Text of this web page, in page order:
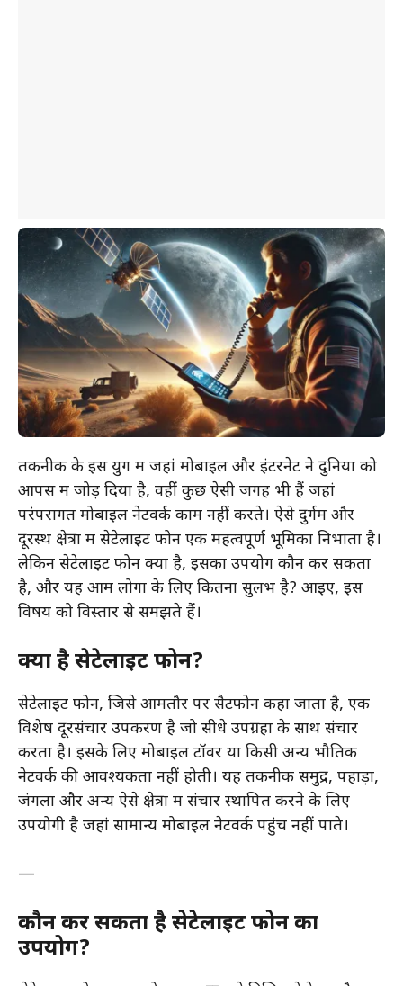
तकनीक के इस युग में जहां मोबाइल और इंटरनेट ने दुनिया को
आपस में जोड़ दिया है, वहीं कुछ ऐसी जगहें भी हैं जहां
परंपरागत मोबाइल नेटवर्क काम नहीं करते। ऐसे दुर्गम और
दूरस्थ क्षेत्रों में सेटेलाइट फोन एक महत्वपूर्ण भूमिका निभाता है।
लेकिन सेटेलाइट फोन क्या है, इसका उपयोग कौन कर सकता
है, और यह आम लोगों के लिए कितना सुलभ है? आइए, इस
विषय को विस्तार से समझते हैं।
क्या है सेटेलाइट फोन?
सेटेलाइट फोन, जिसे आमतौर पर सैटफोन कहा जाता है, एक
विशेष दूरसंचार उपकरण है जो सीधे उपग्रहों के साथ संचार
करता है। इसके लिए मोबाइल टॉवर या किसी अन्य भौतिक
नेटवर्क की आवश्यकता नहीं होती। यह तकनीक समुद्र, पहाड़ों,
जंगलों और अन्य ऐसे क्षेत्रों में संचार स्थापित करने के लिए
उपयोगी है जहां सामान्य मोबाइल नेटवर्क पहुंच नहीं पाते।
—
कौन कर सकता है सेटेलाइट फोन का
उपयोग?